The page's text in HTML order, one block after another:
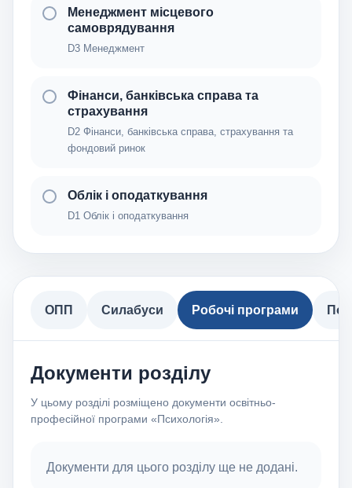
Менеджмент місцевого
самоврядування
D3 Менеджмент
Фінанси, банківська справа та
страхування
D2 Фінанси, банківська справа, страхування та
фондовий ринок
Облік і оподаткування
D1 Облік і оподаткування
ОПП Силабуси Робочі програми
Документи розділу
У цьому розділі розміщено документи освітньо-
професійної програми «Психологія».
Документи для цього розділу ще не додані.